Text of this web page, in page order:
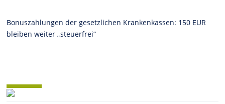
Bonuszahlungen der gesetzlichen Krankenkassen: 150 EUR
bleiben weiter „steuerfrei“